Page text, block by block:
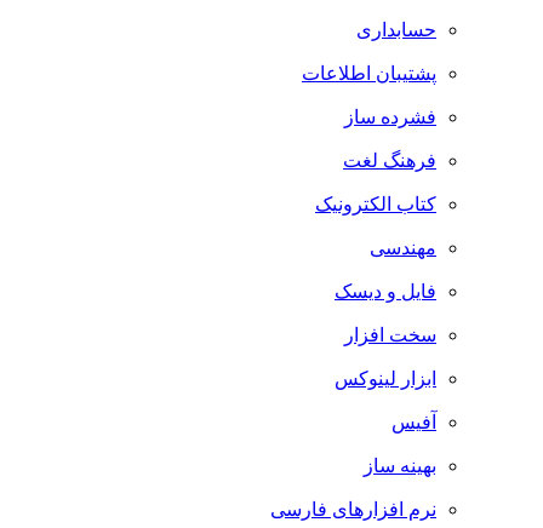
حسابداری
پشتیبان اطلاعات
فشرده ساز
فرهنگ لغت
کتاب الکترونیک
مهندسی
فایل و دیسک
سخت افزار
ابزار لینوکس
آفیس
بهینه ساز
نرم افزارهای فارسی